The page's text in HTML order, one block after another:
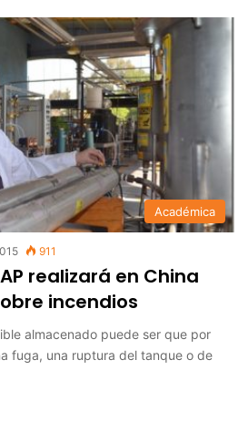
Académica
911
realizará en China
incendios
almacenado puede ser que por
fuga, una ruptura del tanque o de